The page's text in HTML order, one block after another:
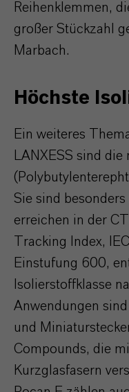
Reihenklemmen,
großer Stückzahl
Marbach.
Höchste
Ein weiteres
LANXESS sind
Sie sind
erreichen in der
Tracking Index,
Einstufung 600,
Isolierstoffklasse
Anwendungen
und
Compounds, die
Kurzglasfasern